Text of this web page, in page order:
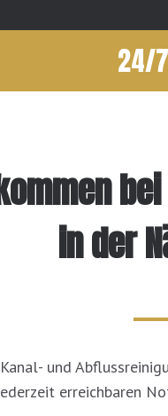
24/
in der
und
erreichbaren